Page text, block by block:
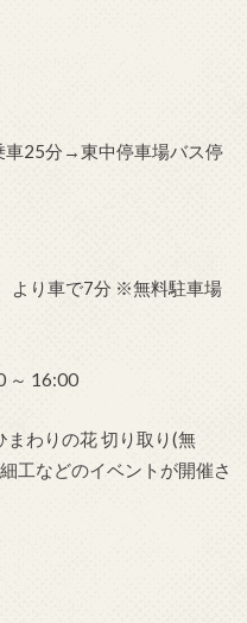
車25分→東中停車場バス停
より車で7分 ※無料駐車場
～ 16:00
まわりの花 切り取り(無
工などのイベントが開催さ